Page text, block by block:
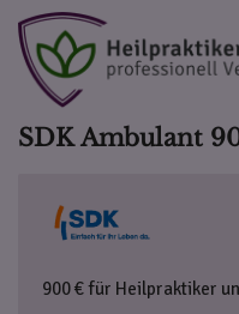
SDK Ambulant
900 € für Heilpraktiker